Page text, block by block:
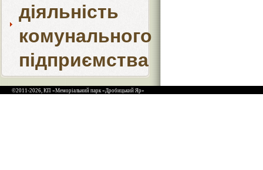
діяльність
комунального
підприємства
©2011-2026, КП «Меморіальний парк «Дробицький Яр»